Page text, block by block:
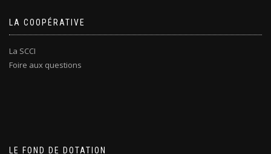
LA COOPÉRATIVE
La SCCI
Foire aux questions
LE FOND DE DOTATION